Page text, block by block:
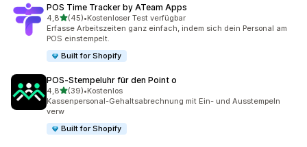
POS Time Tracker by ATeam Apps
4,8von 5 Sternen
(45)
45 Rezensionen insgesamt
•Kostenloser Test verfügbar
Erfasse Arbeitszeiten ganz einfach, indem sich dein Personal am
POS einstempelt.
Built for Shopify
POS‑Stempeluhr für den Point o
4,8von 5 Sternen
(39)
39 Rezensionen insgesamt
•Kostenlos
Kassenpersonal-Gehaltsabrechnung mit Ein- und Ausstempeln
verw
Built for Shopify